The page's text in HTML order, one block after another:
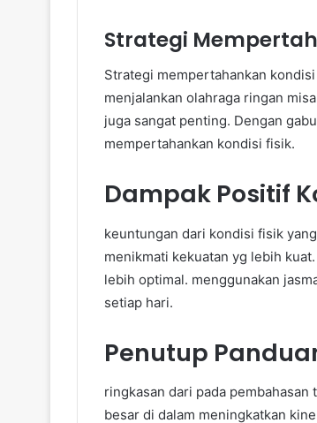
Strategi
Strategi mempertahankan
menjalankan olahraga ringan
juga sangat penting. Dengan
mempertahankan kondisi fisik.
Dampak Positif
keuntungan dari kondisi fisik
menikmati kekuatan yg lebih
lebih optimal. menggunakan
setiap hari.
Penutup
ringkasan dari pada
besar di dalam meningkatkan